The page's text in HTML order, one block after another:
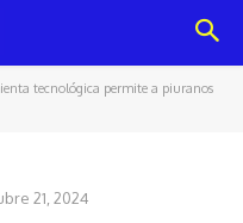
tecnológica permite a piuranos
21, 2024